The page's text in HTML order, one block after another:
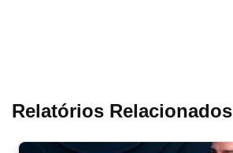
Relatórios Relacionados